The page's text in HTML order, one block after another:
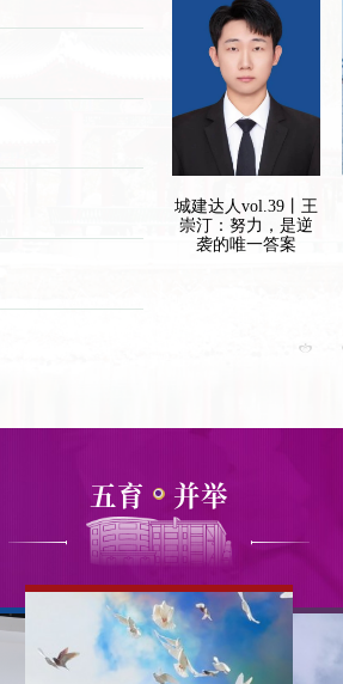
袭的唯一答案
城建达人vol.38丨张
盼：用奋斗点亮青
春之光
五育 并举